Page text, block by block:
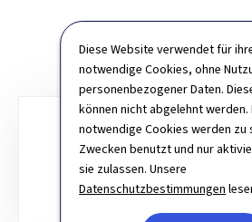
Diese Website verwendet für
notwendige Cookies, ohne
personenbezogener Daten.
können nicht abgelehnt werden.
notwendige Cookies werden
Zwecken benutzt und nur
sie zulassen. Unsere
Datenschutzbestimmungen
Unterrubriken
ALLGEMEINES